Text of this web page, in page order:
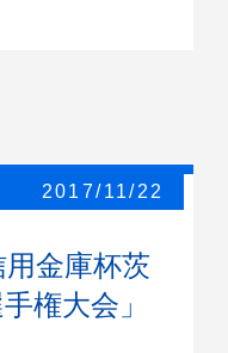
用金庫杯茨
権大会」
2017/11/22